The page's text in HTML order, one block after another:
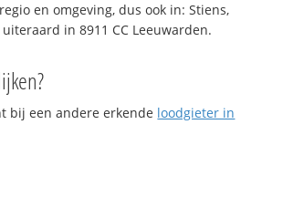
en omgeving, dus ook in: Stiens,
in 8911 CC Leeuwarden.
bij een andere erkende loodgieter in